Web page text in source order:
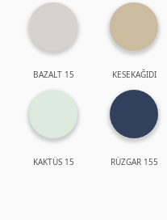
BAZALT 15 KESEKAĞIDI
KAKTÜS 15 RÜZGAR 155